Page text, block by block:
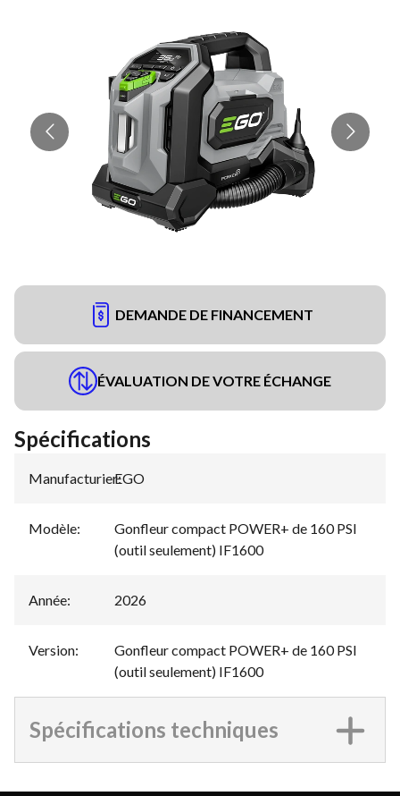
DEMANDE DE FINANCEMENT
ÉVALUATION DE VOTRE ÉCHANGE
Spécifications
Manufacturier:
EGO
Modèle:
Gonfleur compact POWER+ de 160 PSI
(outil seulement) IF1600
Année: 2026
Version:
Gonfleur compact POWER+ de 160 PSI
(outil seulement) IF1600
Spécifications techniques